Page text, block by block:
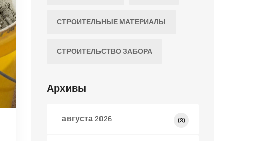
СТРОИТЕЛЬНЫЕ МАТЕРИАЛЫ
СТРОИТЕЛЬСТВО ЗАБОРА
Архивы
августа 2026 (3)